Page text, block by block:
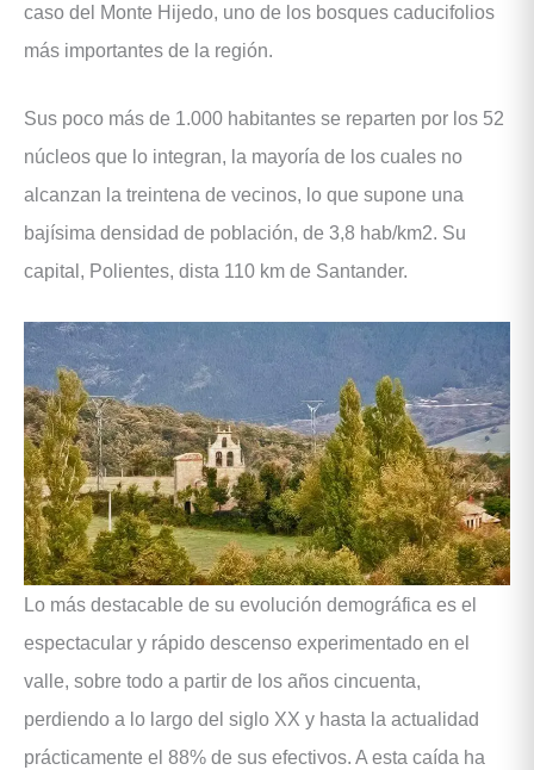
caso del Monte Hijedo, uno de los bosques caducifolios
más importantes de la región.
Sus poco más de 1.000 habitantes se reparten por los 52
núcleos que lo integran, la mayoría de los cuales no
alcanzan la treintena de vecinos, lo que supone una
bajísima densidad de población, de 3,8 hab/km2. Su
capital, Polientes, dista 110 km de Santander.
Lo más destacable de su evolución demográfica es el
espectacular y rápido descenso experimentado en el
valle, sobre todo a partir de los años cincuenta,
perdiendo a lo largo del siglo XX y hasta la actualidad
prácticamente el 88% de sus efectivos. A esta caída ha